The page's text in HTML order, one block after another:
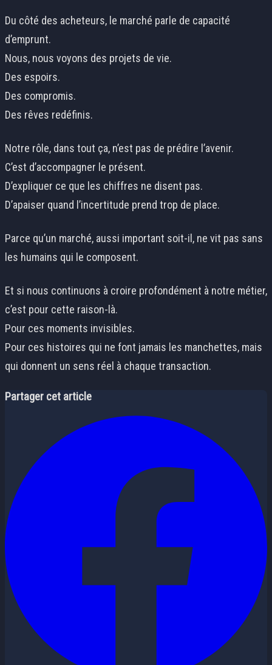
Du côté des acheteurs, le marché parle de capacité
d’emprunt.
Nous, nous voyons des projets de vie.
Des espoirs.
Des compromis.
Des rêves redéfinis.
Notre rôle, dans tout ça, n’est pas de prédire l’avenir.
C’est d’accompagner le présent.
D’expliquer ce que les chiffres ne disent pas.
D’apaiser quand l’incertitude prend trop de place.
Parce qu’un marché, aussi important soit-il, ne vit pas sans
les humains qui le composent.
Et si nous continuons à croire profondément à notre métier,
c’est pour cette raison-là.
Pour ces moments invisibles.
Pour ces histoires qui ne font jamais les manchettes, mais
qui donnent un sens réel à chaque transaction.
Partager cet article